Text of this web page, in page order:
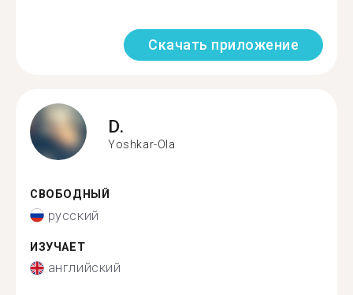
Скачать приложение
D.
Yoshkar-Ola
СВОБОДНЫЙ
русский
ИЗУЧАЕТ
английский